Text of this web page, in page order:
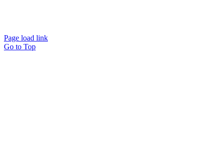
Page load link
Go to Top